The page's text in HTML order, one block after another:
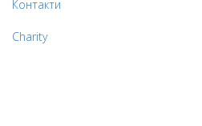
Контакти
Charity